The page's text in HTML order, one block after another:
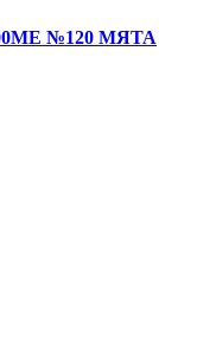
№120 МЯТА